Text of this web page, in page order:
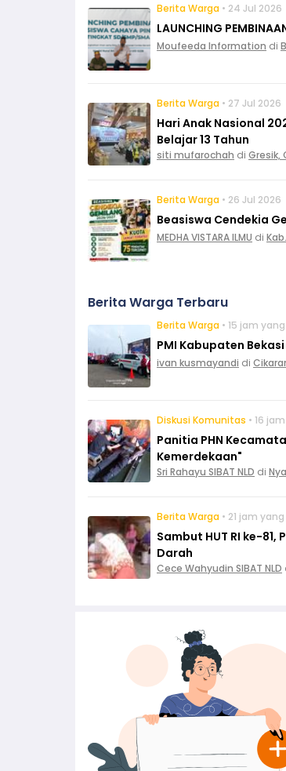
Berita Warga • 24 Jul 2026
LAUNCHING
Moufeeda Information di
Berita Warga • 27 Jul 2026
Hari Anak Nasional
Belajar 13 Tahun
siti mufarochah di Gresik,
Berita Warga • 26 Jul 2026
Beasiswa Cendekia
MEDHA VISTARA ILMU di
Berita Warga Terbaru
Berita Warga • 15 jam
PMI Kabupaten
ivan kusmayandi di
Diskusi Komunitas • 16
Panitia PHN
Kemerdekaan"
Sri Rahayu SIBAT NLD di
Berita Warga • 21 jam
Sambut HUT RI ke-
Darah
Cece Wahyudin SIBAT NLD